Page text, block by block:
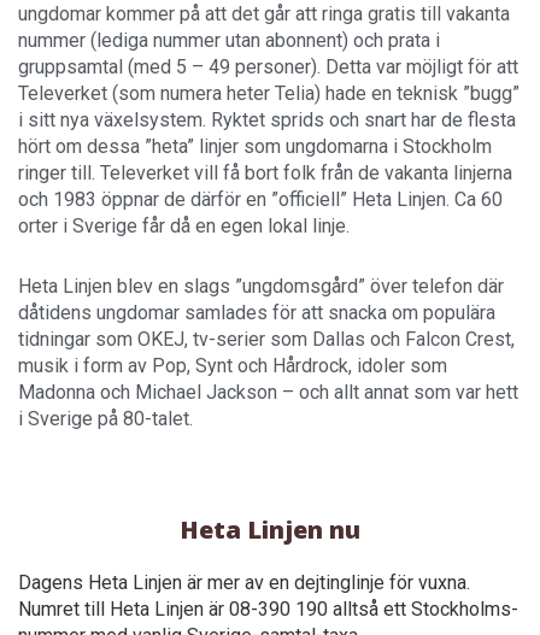
ungdomar kommer på att det går att ringa gratis till vakanta
nummer (lediga nummer utan abonnent) och prata i
gruppsamtal (med 5 – 49 personer). Detta var möjligt för att
Televerket (som numera heter Telia) hade en teknisk ”bugg”
i sitt nya växelsystem. Ryktet sprids och snart har de flesta
hört om dessa ”heta” linjer som ungdomarna i Stockholm
ringer till. Televerket vill få bort folk från de vakanta linjerna
och 1983 öppnar de därför en ”officiell” Heta Linjen. Ca 60
orter i Sverige får då en egen lokal linje.
Heta Linjen blev en slags ”ungdomsgård” över telefon där
dåtidens ungdomar samlades för att snacka om populära
tidningar som OKEJ, tv-serier som Dallas och Falcon Crest,
musik i form av Pop, Synt och Hårdrock, idoler som
Madonna och Michael Jackson – och allt annat som var hett
i Sverige på 80-talet.
Heta Linjen nu
Dagens Heta Linjen är mer av en dejtinglinje för vuxna.
Numret till Heta Linjen är 08-390 190 alltså ett Stockholms-